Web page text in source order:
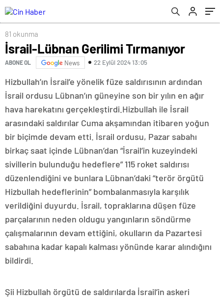
81 okunma
İsrail-Lübnan Gerilimi Tırmanıyor
ABONE OL News 22 Eylül 2024 13:05
Hizbullah’ın İsrail’e yönelik füze saldırısının ardından
İsrail ordusu Lübnan’ın güneyine son bir yılın en ağır
hava harekatını gerçekleştirdi.Hizbullah ile İsrail
arasındaki saldırılar Cuma akşamından itibaren yoğun
bir biçimde devam etti. İsrail ordusu, Pazar sabahı
birkaç saat içinde Lübnan’dan “İsrail’in kuzeyindeki
sivillerin bulunduğu hedeflere” 115 roket saldırısı
düzenlendiğini ve bunlara Lübnan’daki “terör örgütü
Hizbullah hedeflerinin” bombalanmasıyla karşılık
verildiğini duyurdu. İsrail, topraklarına düşen füze
parçalarının neden oldugu yangınların söndürme
çalışmalarının devam ettiğini, okulların da Pazartesi
sabahına kadar kapalı kalması yönünde karar alındığını
bildirdi.
Şii Hizbullah örgütü de saldırılarda İsrail’in askeri